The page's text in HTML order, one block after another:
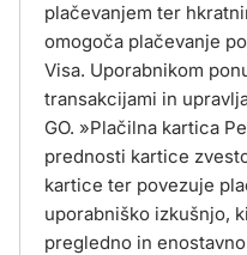
plačevanjem ter
omogoča plačevanje
Visa. Uporabnikom
transakcijami in
GO. »Plačilna kartica
prednosti kartice
kartice ter povezuje
uporabniško izkušnjo,
pregledno in